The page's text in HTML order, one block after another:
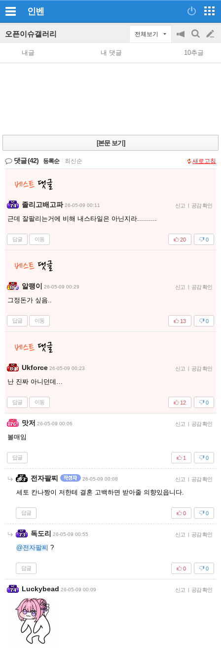
인벤
오픈이슈갤러리 전체보기
공
지
on/off
검
색
글
쓰
내글 내 댓글 10추글
[본문 보기]
댓글(42) 등록순 최신순 새로고침
졸리고배고파 26-05-09 00:11 신고 | 공감 확인
근데 잘팔리는거에 비해 내스타일은 아닌지라..........
답글 이동 0
20
알팽이 26-05-09 00:29 신고 | 공감 확인
그정돈가 싶음..
답글 이동 0
13
Ukforce 26-05-09 00:23 신고 | 공감 확인
난 진짜 아니던데…
답글 이동 0
12
맛저 26-05-09 00:06 신고 | 공감 확인
볼매임
답글 0
1
전자팔찌 26-05-09 00:08 신고 | 공감 확인
세토 칸나짱이 저한테 결혼 고백하면 받아줄 의향있읍니다.
답글 0
0
독도리 26-05-09 00:55 신고 | 공감 확인
@전자팔찌 ?
답글 0
0
Luckybead 26-05-09 00:09 신고 | 공감 확인